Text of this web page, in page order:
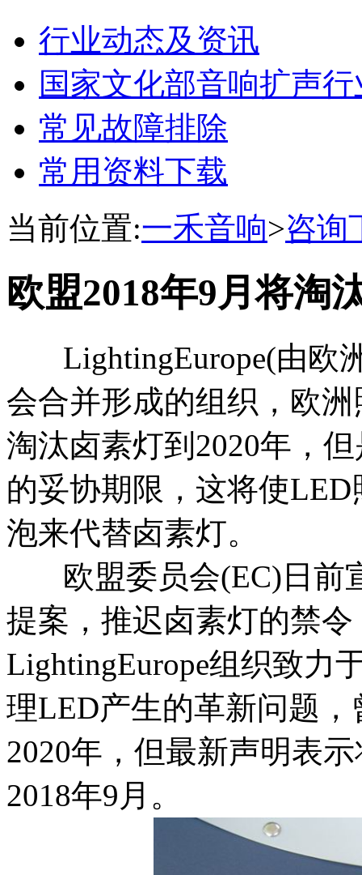
行业动态及资讯
国家文化部音响扩声
常见故障排除
常用资料下载
当前位置:一禾音响>咨询
欧盟2018年9月将淘
LightingEurope(由欧
会合并形成的组织，欧
淘汰卤素灯到2020年，
的妥协期限，这将使
泡来代替卤素灯。
欧盟委员会(EC)日前
提案，推迟卤素灯的禁
LightingEurope组织致力
理LED产生的革新问题
2020年，但最新声明表
2018年9月。